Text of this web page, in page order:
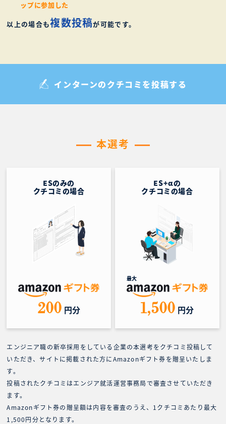
ップに参加した
以上の場合も複数投稿が可能です。
インターンのクチコミを投稿する
本選考
ESのみの
クチコミの場合
200 円分
ES+αの
クチコミの場合
最大
1,500 円分
エンジニア職の新卒採用をしている企業の本選考をクチコミ投稿して
いただき、サイトに掲載された方にAmazonギフト券を贈呈いたしま
す。
投稿されたクチコミはエンジア就活運営事務局で審査させていただき
ます。
Amazonギフト券の贈呈額は内容を審査のうえ、1クチコミあたり最大
1,500円分となります。